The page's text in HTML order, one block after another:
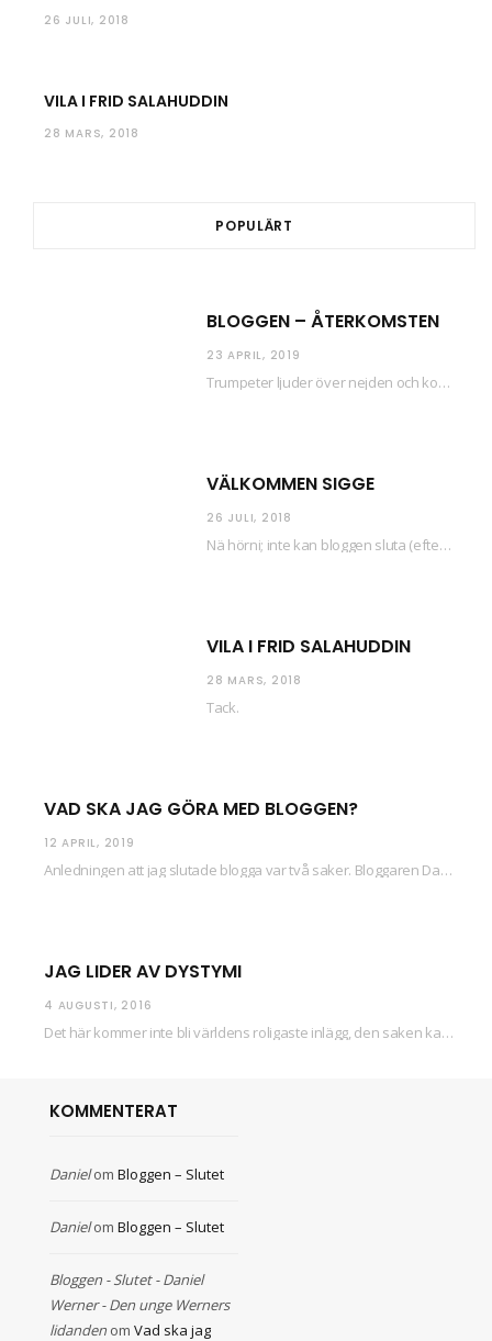
26 JULI, 2018
VILA I FRID SALAHUDDIN
28 MARS, 2018
POPULÄRT
BLOGGEN – ÅTERKOMSTEN
23 APRIL, 2019
Trumpeter ljuder över nejden och konfetti regnar längsmed husfasaderna – FREDEN ÄR HÄR! Eller ahem.…
VÄLKOMMEN SIGGE
26 JULI, 2018
Nä hörni; inte kan bloggen sluta (eftersom jag så sällan uppdaterar skiten) i sånt supermoll.…
VILA I FRID SALAHUDDIN
28 MARS, 2018
Tack.
VAD SKA JAG GÖRA MED BLOGGEN?
12 APRIL, 2019
Anledningen att jag slutade blogga var två saker. Bloggaren Daniel skrev ut checkar som personen…
JAG LIDER AV DYSTYMI
4 AUGUSTI, 2016
Det här kommer inte bli världens roligaste inlägg, den saken kan ni räkna med. Det…
KOMMENTERAT
Danielom Bloggen – Slutet
Danielom Bloggen – Slutet
Bloggen - Slutet - Daniel
Werner - Den unge Werners
lidanden om Vad ska jag